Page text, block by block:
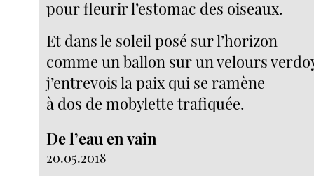
pour fleurir l’estomac des oiseaux.
Et dans le soleil posé sur l’horizon
comme un ballon sur un velours
j’entrevois la paix qui se ramène
à dos de mobylette trafiquée.
De l’eau en vain
20.05.2018